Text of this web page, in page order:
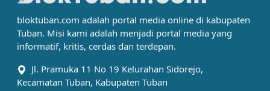
bloktuban.com adalah portal media online di kabupaten
Tuban. Misi kami adalah menjadi portal media yang
informatif, kritis, cerdas dan terdepan.
Jl. Pramuka 11 No 19 Kelurahan Sidorejo,
Kecamatan Tuban, Kabupaten Tuban